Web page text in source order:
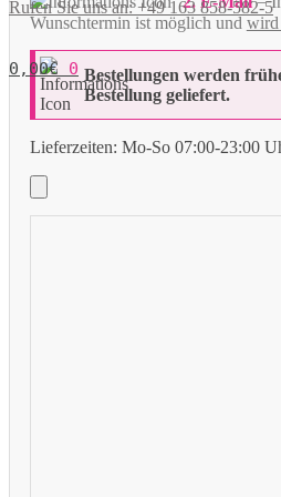
Rufen Sie uns an: +49 163 858-582-5
0,00€ 0
Wunschtermin ist möglich und wird
Bestellungen werden
Bestellung geliefert.
Lieferzeiten: Mo-So 07:00-23:00